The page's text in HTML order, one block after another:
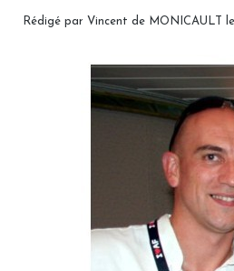
Rédigé par Vincent de MONICAULT